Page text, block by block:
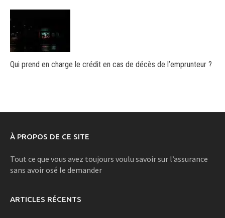
Qui prend en charge le crédit en cas de décès de l’emprunteur ?
À PROPOS DE CE SITE
Tout ce que vous avez toujours voulu savoir sur l’assurance
sans avoir osé le demander
ARTICLES RÉCENTS